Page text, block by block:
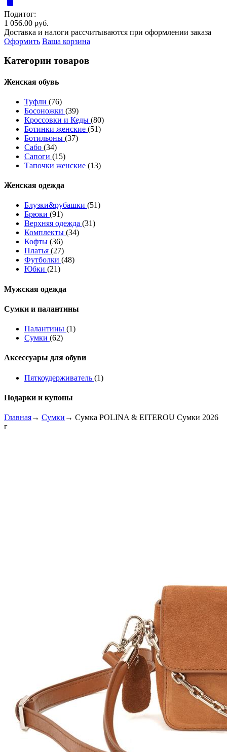
Подитог:
1 056.00 руб.
Доставка и налоги рассчитываются при оформлении заказа
Оформить Ваша корзина
Категории товаров
Женcкая обувь
Туфли (76)
Босоножки (39)
Кроссовки и Кеды (80)
Ботинки женские (51)
Ботильоны (37)
Сабо (34)
Сапоги (15)
Тапочки женские (13)
Женская одежда
Блузки&рубашки (51)
Брюки (91)
Верхняя одежда (31)
Комплекты (34)
Кофты (36)
Платья (27)
Футболки (48)
Юбки (21)
Мужская одежда
Сумки и палантины
Палантины (1)
Сумки (62)
Аксессуары для обуви
Пяткоудерживатель (1)
Подарки и купоны
Главная→ Сумки → Сумка POLINA & EITEROU Сумки 2026
г